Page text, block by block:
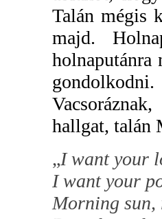
Talán mégis
majd.
holnaputánra
hallgat, talán
„I want your
I want your
Morning sun,